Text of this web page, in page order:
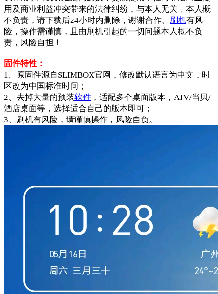
用及商业利益冲突带来的法律纠纷，与本人无关，本人概
不负责，请下载后24小时内删除，谢谢合作。 刷机有风
险，操作需谨慎，且由刷机引起的一切问题本人概不负
责，风险自担！
固件特性：
1、原固件源自SLIMBOX官网，修改默认语言为中文，时
区改为中国标准时间；
2、去掉大量的预装软件 ，适配多个桌面版本，ATV/当贝/
酒店桌面等，选择适合自己的版本即可；
3、刷机有风险，请谨慎操作，风险自负。